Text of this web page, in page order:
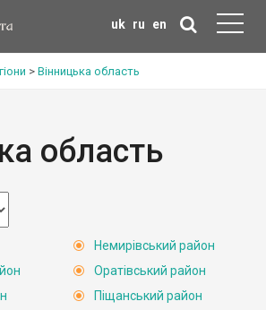
uk ru en
> Вінницька область
область
Немирівський район
Оратівський район
Піщанський район